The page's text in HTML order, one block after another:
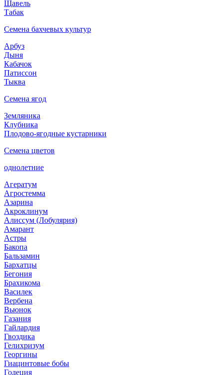
Щавель
Табак
Семена бахчевых культур
Арбуз
Дыня
Кабачок
Патиссон
Тыква
Семена ягод
Земляника
Клубника
Плодово-ягодные кустарники
Семена цветов
однолетние
Агератум
Агростемма
Азарина
Акроклинум
Алиссум (Лобулярия)
Амарант
Астры
Бакопа
Бальзамин
Бархатцы
Бегония
Брахикома
Василек
Вербена
Вьюнок
Газания
Гайлардия
Гвоздика
Гелихризум
Георгины
Гиацинтовые бобы
Годеция